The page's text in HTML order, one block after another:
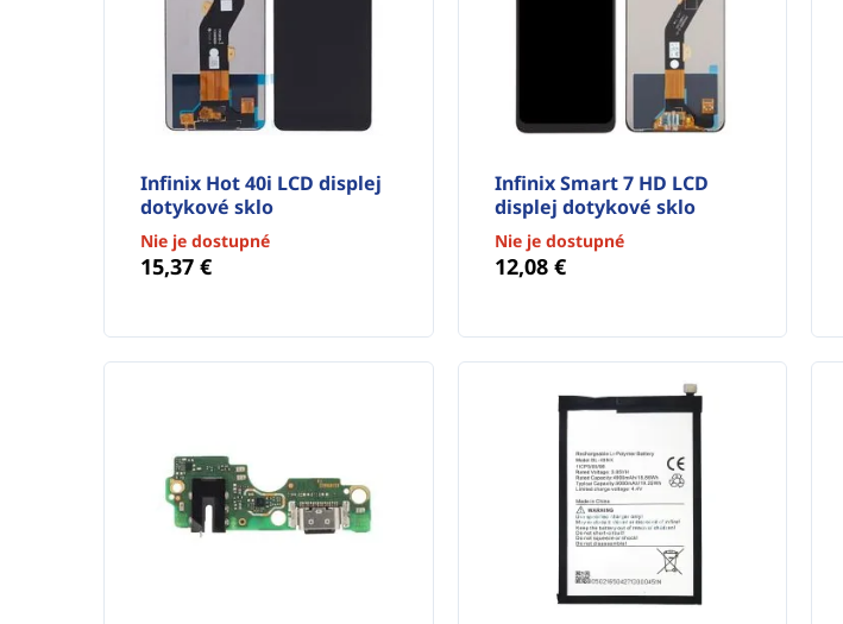
Infinix Hot 40i LCD displej
dotykové sklo
Nie je dostupné
15,37 €
Infinix Smart 7 HD LCD
displej dotykové sklo
Nie je dostupné
12,08 €